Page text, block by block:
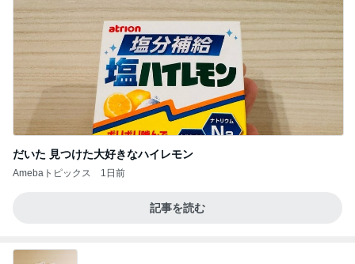
だいた 見つけた大好きなハイレモン
Amebaトピックス 1日前
記事を読む